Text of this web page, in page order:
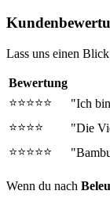
Lass uns einen
Bewertung
⭐⭐⭐⭐⭐
"Ich
⭐⭐⭐⭐
"Die
⭐⭐⭐⭐⭐
Wenn du nach